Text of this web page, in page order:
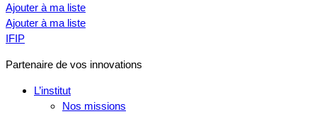
Ajouter à ma liste
Ajouter à ma liste
IFIP
Partenaire de vos innovations
L’institut
Nos missions